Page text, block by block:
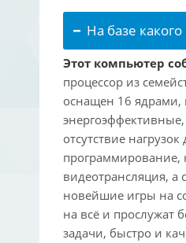
На базе
Этот компьютер
процессор из
оснащен 16 ядрами,
отсутствие
программирование,
видеотрансляция,
новейшие игры на
на всё и
задачи, быстро и